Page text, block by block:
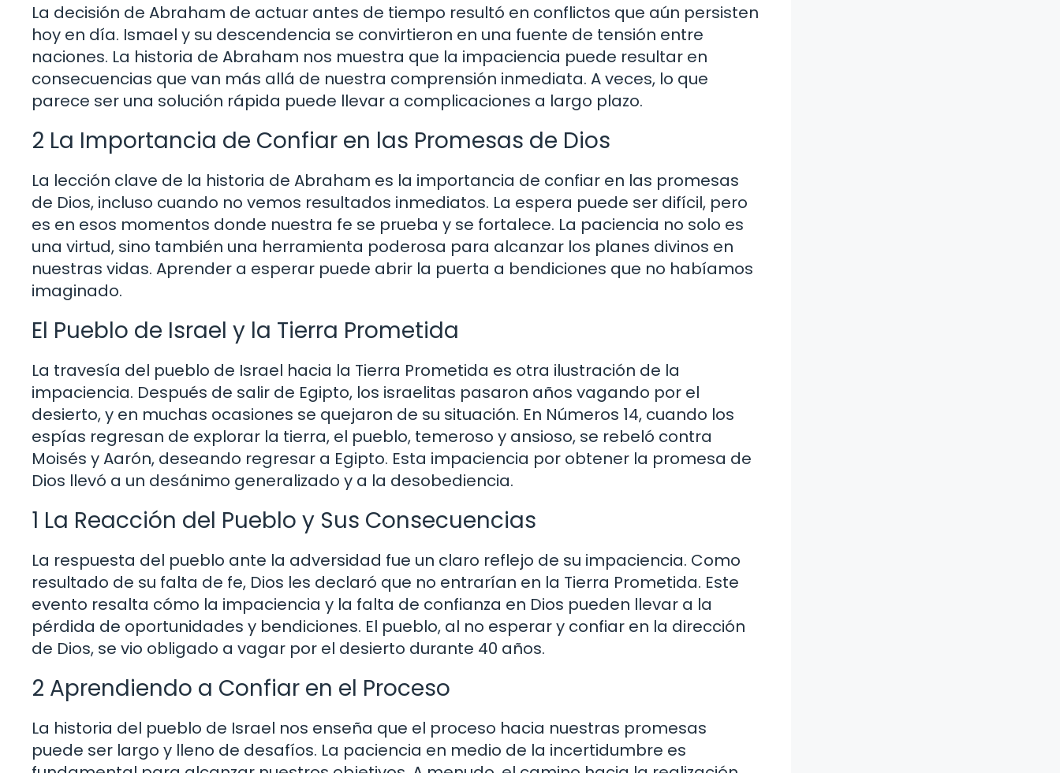
La decisión de Abraham de actuar antes de tiempo resultó en conflictos que aún persisten
hoy en día. Ismael y su descendencia se convirtieron en una fuente de tensión entre
naciones. La historia de Abraham nos muestra que la impaciencia puede resultar en
consecuencias que van más allá de nuestra comprensión inmediata. A veces, lo que
parece ser una solución rápida puede llevar a complicaciones a largo plazo.
2 La Importancia de Confiar en las Promesas de Dios
La lección clave de la historia de Abraham es la importancia de confiar en las promesas
de Dios, incluso cuando no vemos resultados inmediatos. La espera puede ser difícil, pero
es en esos momentos donde nuestra fe se prueba y se fortalece. La paciencia no solo es
una virtud, sino también una herramienta poderosa para alcanzar los planes divinos en
nuestras vidas. Aprender a esperar puede abrir la puerta a bendiciones que no habíamos
imaginado.
El Pueblo de Israel y la Tierra Prometida
La travesía del pueblo de Israel hacia la Tierra Prometida es otra ilustración de la
impaciencia. Después de salir de Egipto, los israelitas pasaron años vagando por el
desierto, y en muchas ocasiones se quejaron de su situación. En Números 14, cuando los
espías regresan de explorar la tierra, el pueblo, temeroso y ansioso, se rebeló contra
Moisés y Aarón, deseando regresar a Egipto. Esta impaciencia por obtener la promesa de
Dios llevó a un desánimo generalizado y a la desobediencia.
1 La Reacción del Pueblo y Sus Consecuencias
La respuesta del pueblo ante la adversidad fue un claro reflejo de su impaciencia. Como
resultado de su falta de fe, Dios les declaró que no entrarían en la Tierra Prometida. Este
evento resalta cómo la impaciencia y la falta de confianza en Dios pueden llevar a la
pérdida de oportunidades y bendiciones. El pueblo, al no esperar y confiar en la dirección
de Dios, se vio obligado a vagar por el desierto durante 40 años.
2 Aprendiendo a Confiar en el Proceso
La historia del pueblo de Israel nos enseña que el proceso hacia nuestras promesas
puede ser largo y lleno de desafíos. La paciencia en medio de la incertidumbre es